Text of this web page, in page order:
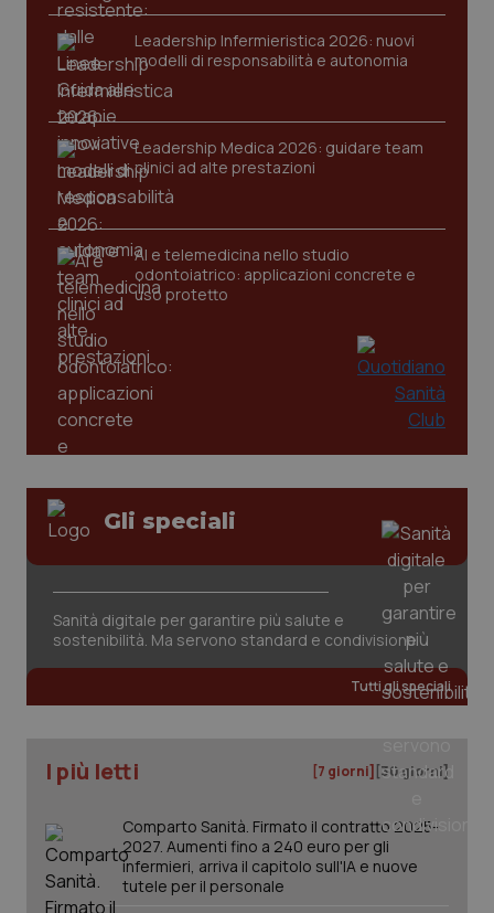
Leadership Infermieristica 2026: nuovi
modelli di responsabilità e autonomia
Leadership Medica 2026: guidare team
clinici ad alte prestazioni
AI e telemedicina nello studio
odontoiatrico: applicazioni concrete e
uso protetto
Gli speciali
Sanità digitale per garantire più salute e
sostenibilità. Ma servono standard e condivisione
Tutti gli speciali
I più letti [7 giorni] [30 giorni]
Comparto Sanità. Firmato il contratto 2025-
2027. Aumenti fino a 240 euro per gli
infermieri, arriva il capitolo sull'IA e nuove
tutele per il personale
CookieScriptConsent
CookieScript
tracking-enable
tracking-sites-ironfish-
session-id
www.quotidianosanita.it
.quotidianosanita.it